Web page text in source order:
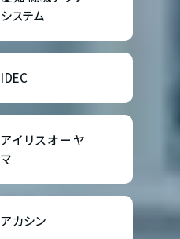
システム
IDEC
アイリスオーヤ
マ
アカシン